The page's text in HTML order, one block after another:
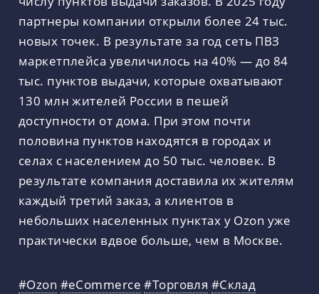
партнеры компании открыли более 24 тыс.
новых точек. В результате за год сеть ПВЗ
маркетплейса увеличилось на 40% — до 84
тыс. пунктов выдачи, которые охватывают
130 млн жителей России в пешей
доступности от дома. При этом почти
половина пунктов находятся в городах и
селах с населением до 50 тыс. человек. В
результате компания доставила их жителям
каждый третий заказ, а клиентов в
небольших населенных пунктах у Ozon уже
практически вдвое больше, чем в Москве.
#Ozon #eCommerce #Торговля #Склад